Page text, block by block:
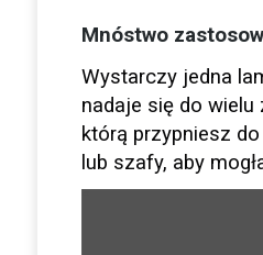
Mnóstwo
Wystarczy jedna
nadaje się do
którą przypniesz
lub szafy, aby